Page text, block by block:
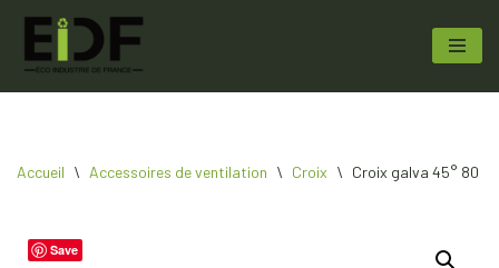
Aller
Accueil \ Accessoires de ventilation \ Croix \ Croix galva 45° 80 80
Save